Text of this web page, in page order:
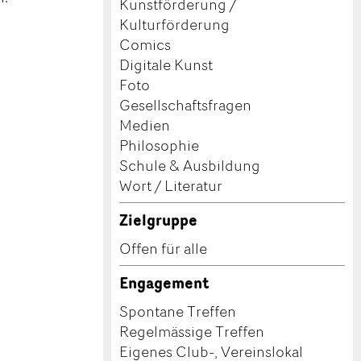
Kulturförderung
Comics
Digitale Kunst
Foto
Gesellschaftsfragen
Medien
Philosophie
Schule & Ausbildung
Wort / Literatur
Zielgruppe
Offen für alle
Engagement
Spontane Treffen
Regelmässige Treffen
Eigenes Club-, Vereinslokal